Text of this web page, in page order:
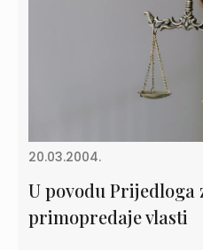
20.03.2004.
U povodu Prijedloga
primopredaje vlasti